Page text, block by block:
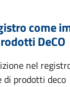
come
DeCO
nel
prodotti deco